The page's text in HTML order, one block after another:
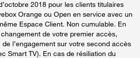
2018 pour les clients titulaires
Orange ou Open en service avec un
Espace Client. Non cumulable. En
de votre premier accès,
l’engagement sur votre second accès
Smart TV). En cas de résiliation du